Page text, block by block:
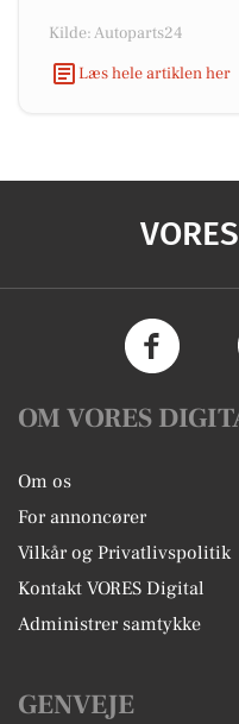
Kilde: Autoparts24
Læs hele artiklen her
VORES
OM VORES
Om os
For annoncører
Vilkår og Privatlivspolitik
Kontakt VORES Digital
Administrer samtykke
GENVEJE